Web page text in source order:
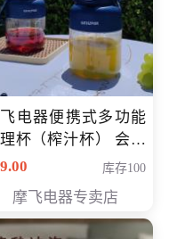
电器便携式多功能
杯（榨汁杯） 会员
价118元
库存100
摩飞电器专卖店